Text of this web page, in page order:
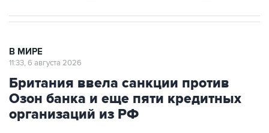
В МИРЕ
11:33, 6 августа 2026
Британия ввела санкции против
Озон банка и еще пяти кредитных
организаций из РФ